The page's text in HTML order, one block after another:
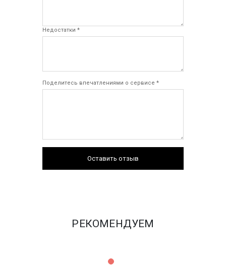
Недостатки *
Поделитесь впечатлениями о сервисе *
Оставить отзыв
РЕКОМЕНДУЕМ